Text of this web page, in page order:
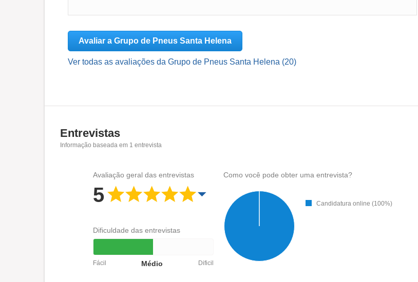
Avaliar a Grupo de Pneus Santa Helena
Ver todas as avaliações da Grupo de Pneus Santa Helena (20)
Entrevistas
Informação baseada em 1 entrevista
Avaliação geral das entrevistas
5
Dificuldade das entrevistas
Fácil Médio Dificil
Como você pode obter uma entrevista?
Candidatura online (100%)